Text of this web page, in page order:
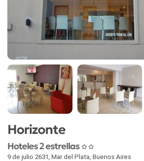
Horizonte
Hoteles 2 estrellas
9 de julio 2631 Mar del Plata Buenos Aires